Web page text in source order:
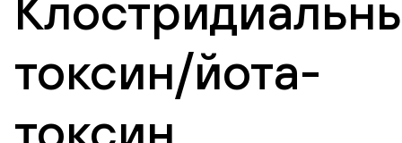
токсин/йота-
токсин